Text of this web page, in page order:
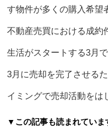
す物件が多くの購入希望
不動産売買における成約
生活がスタートする3月で
3月に売却を完了させる
イミングで売却活動をは
▼この記事も読まれていま